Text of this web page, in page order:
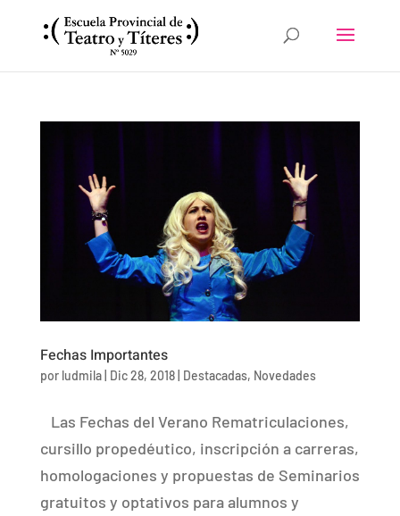
Fechas Importantes
por ludmila| Dic 28, 2018| Destacadas, Novedades
Las Fechas del Verano Rematriculaciones,
cursillo propedéutico, inscripción a carreras,
homologaciones y propuestas de Seminarios
gratuitos y optativos para alumnos y